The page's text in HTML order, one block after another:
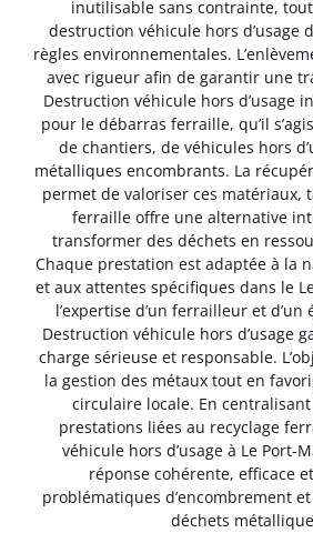
inutilisable sans contrainte,
destruction véhicule hors d’usage
règles environnementales.
avec rigueur afin de garantir une
Destruction véhicule hors d’usage
pour le débarras ferraille, qu’il
de chantiers, de véhicules hors
métalliques encombrants. La
permet de valoriser ces matériaux,
ferraille offre une alternative
transformer des déchets en
Chaque prestation est adaptée à la
et aux attentes spécifiques dans le
l’expertise d’un ferrailleur et
Destruction véhicule hors d’usage
charge sérieuse et responsable.
la gestion des métaux tout en
circulaire locale. En centralisant
prestations liées au recyclage
véhicule hors d’usage à Le Port-
réponse cohérente, efficace
problématiques d’encombrement
déchets